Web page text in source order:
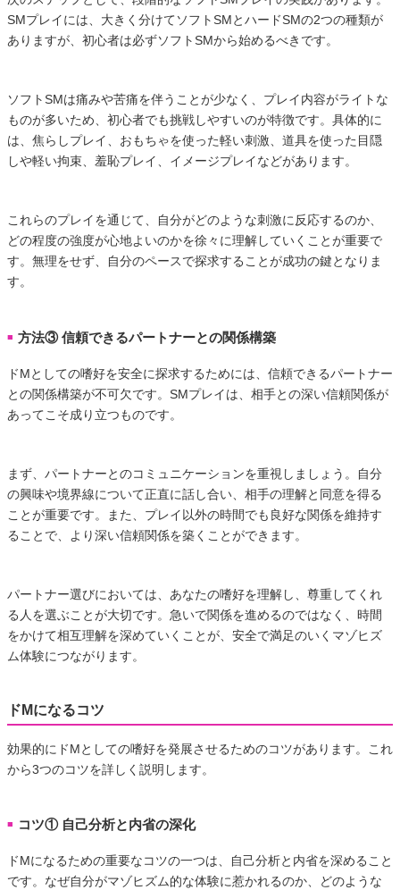
SMプレイには、大きく分けてソフトSMとハードSMの2つの種類が
ありますが、初心者は必ずソフトSMから始めるべきです。
ソフトSMは痛みや苦痛を伴うことが少なく、プレイ内容がライトな
ものが多いため、初心者でも挑戦しやすいのが特徴です。具体的に
は、焦らしプレイ、おもちゃを使った軽い刺激、道具を使った目隠
しや軽い拘束、羞恥プレイ、イメージプレイなどがあります。
これらのプレイを通じて、自分がどのような刺激に反応するのか、
どの程度の強度が心地よいのかを徐々に理解していくことが重要で
す。無理をせず、自分のペースで探求することが成功の鍵となりま
す。
■ 方法③ 信頼できるパートナーとの関係構築
ドMとしての嗜好を安全に探求するためには、信頼できるパートナー
との関係構築が不可欠です。SMプレイは、相手との深い信頼関係が
あってこそ成り立つものです。
まず、パートナーとのコミュニケーションを重視しましょう。自分
の興味や境界線について正直に話し合い、相手の理解と同意を得る
ことが重要です。また、プレイ以外の時間でも良好な関係を維持す
ることで、より深い信頼関係を築くことができます。
パートナー選びにおいては、あなたの嗜好を理解し、尊重してくれ
る人を選ぶことが大切です。急いで関係を進めるのではなく、時間
をかけて相互理解を深めていくことが、安全で満足のいくマゾヒズ
ム体験につながります。
ドMになるコツ
効果的にドMとしての嗜好を発展させるためのコツがあります。これ
から3つのコツを詳しく説明します。
■ コツ① 自己分析と内省の深化
ドMになるための重要なコツの一つは、自己分析と内省を深めること
です。なぜ自分がマゾヒズム的な体験に惹かれるのか、どのような